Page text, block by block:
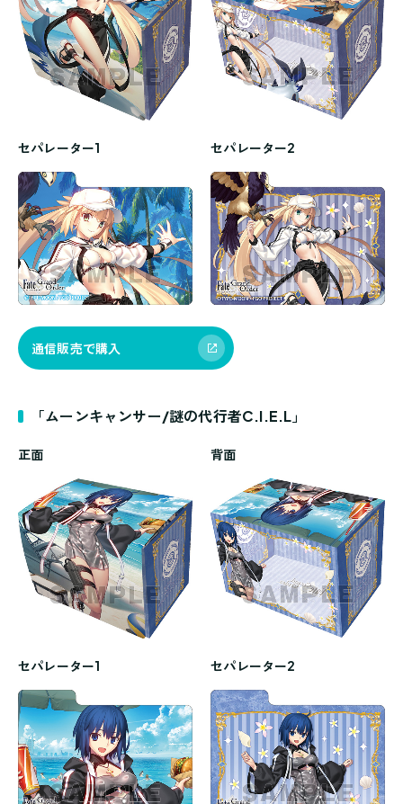
セパレーター1 セパレーター2
通信販売で購入
「ムーンキャンサー/謎の代行者C.I.E.L」
正面 背面
セパレーター1 セパレーター2